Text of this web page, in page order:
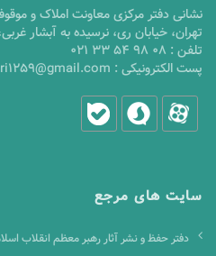
نشانی دفتر مرکزی معاونت املاک و
تهران، خیابان ری، نرسیده به آبشار غربی،
تلفن : 021 33 54 98 08
پست الکترونیکی :
سایت های مرجع
دفتر حفظ و نشر آثار رهبر معظم انقلاب